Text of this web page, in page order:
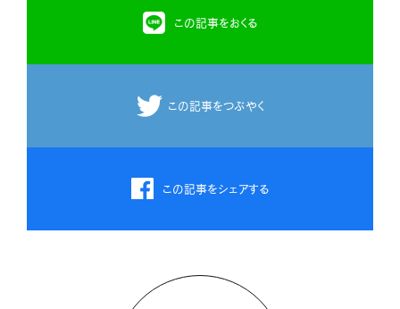
この記事をおくる
この記事をつぶやく
この記事をシェアする